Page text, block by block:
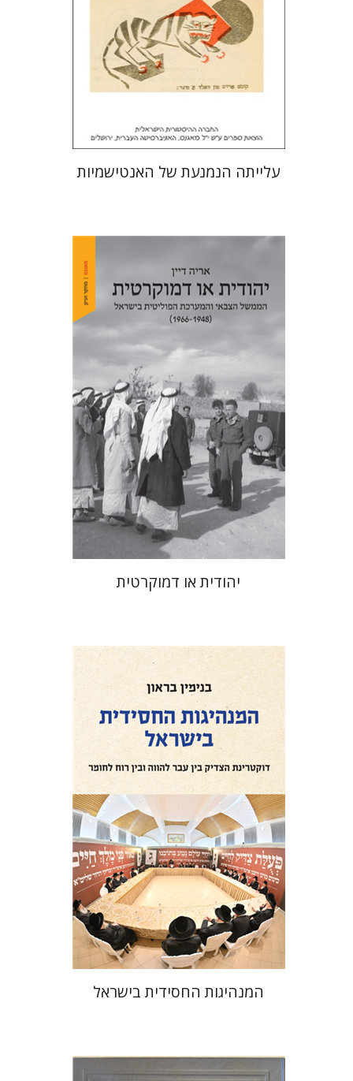
הנחת אתר ספר מודפס
$32
עלייתה הנמנעת של האנטישמיות
אריה דיין
הנחת אתר ספר מודפס
$35
$32
יהודית או דמוקרטית
בנימין בראון
הנחת אתר ספר מודפס
$46
$41
המנהיגות החסידית בישראל